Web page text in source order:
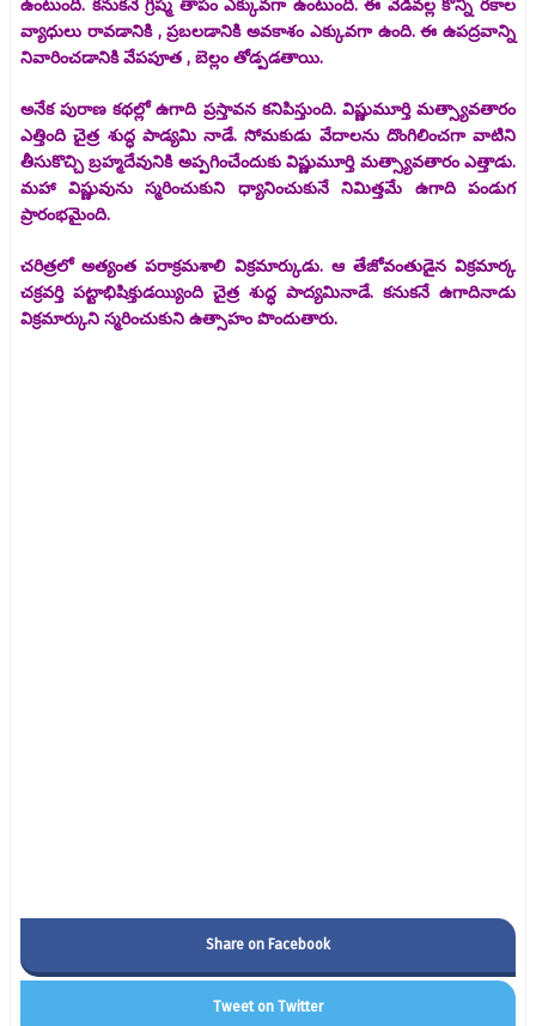
ఉంటుంది. కనుకనే గ్రీష్మ తాపం ఎక్కువగా ఉంటుంది. ఈ వేడివల్ల కొన్ని రకాల
వ్యాధులు రావడానికి , ప్రబలడానికి అవకాశం ఎక్కువగా ఉంది. ఈ ఉపద్రవాన్ని
నివారించడానికి వేపపూత , బెల్లం తోడ్పడతాయి.
అనేక పురాణ కథల్లో ఉగాది ప్రస్తావన కనిపిస్తుంది. విష్ణుమూర్తి మత్స్యావతారం
ఎత్తింది చైత్ర శుద్ధ పాడ్యమి నాడే. సోమకుడు వేదాలను దొంగిలించగా వాటిని
తీసుకొచ్చి బ్రహ్మదేవునికి అప్పగించేందుకు విష్ణుమూర్తి మత్స్యావతారం ఎత్తాడు.
మహా విష్ణువును స్మరించుకుని ధ్యానించుకునే నిమిత్తమే ఉగాది పండుగ
ప్రారంభమైంది.
చరిత్రలో అత్యంత పరాక్రమశాలి విక్రమార్కుడు. ఆ తేజోవంతుడైన విక్రమార్క
చక్రవర్తి పట్టాభిషిక్తుడయ్యింది చైత్ర శుద్ధ పాద్యమినాడే. కనుకనే ఉగాదినాడు
విక్రమార్కుని స్మరించుకుని ఉత్సాహం పొందుతారు.
Share on Facebook
Tweet on Twitter